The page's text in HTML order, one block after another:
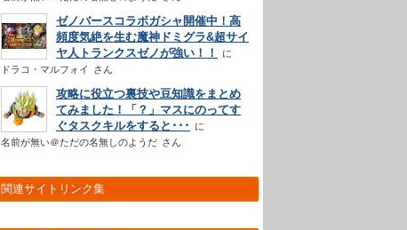
ゼノバースコラボガシャ開催中！高
頻度気絶を生む魔神ドミグラ&超サイ
ヤ人トランクスゼノが強い！！
ドラコ・マルフォイ さん
攻略に役立つ裏技や豆知識をまとめ
てみました！「？」マスにのってす
ぐタスクキルをすると･･･
名前が無い＠ただの名無しのようだ さん
関連サイトリンク集